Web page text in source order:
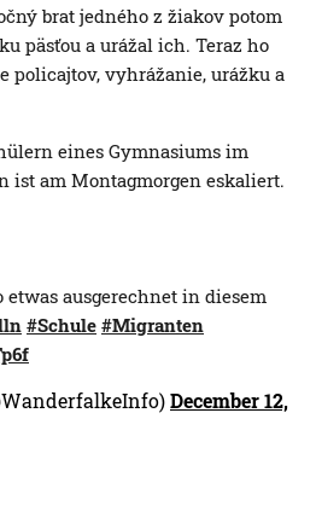
brat jedného z žiakov potom
päsťou a urážal ich. Teraz ho
policajtov, vyhrážanie, urážku a
eines Gymnasiums im
ist am Montagmorgen eskaliert.
etwas ausgerechnet in diesem
#Schule #Migranten
December 12,